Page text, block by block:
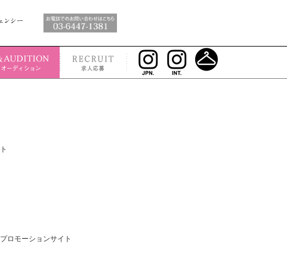
ロモーションサイト